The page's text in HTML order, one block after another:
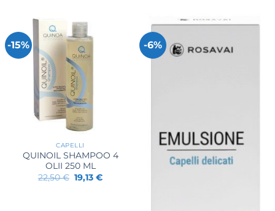
-15%
CAPELLI
QUINOIL SHAMPOO 4
OLII 250 ML
22,50€ Il
prezzo
19,13€Il
-6%